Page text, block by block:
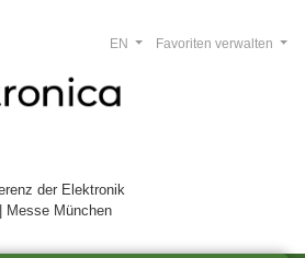
der Elektronik
Messe München
Favoriten verwalten
EN